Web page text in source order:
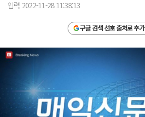
입력 2022-11-28 11:38:13
구글 검색 선호 출처로 추가